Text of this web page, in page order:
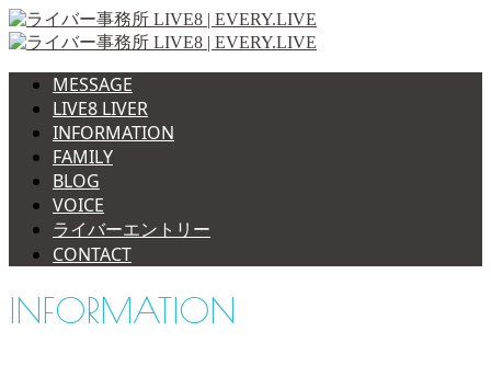
MESSAGE
LIVE8 LIVER
INFORMATION
FAMILY
BLOG
VOICE
ライバーエントリー
CONTACT
INFORMATION